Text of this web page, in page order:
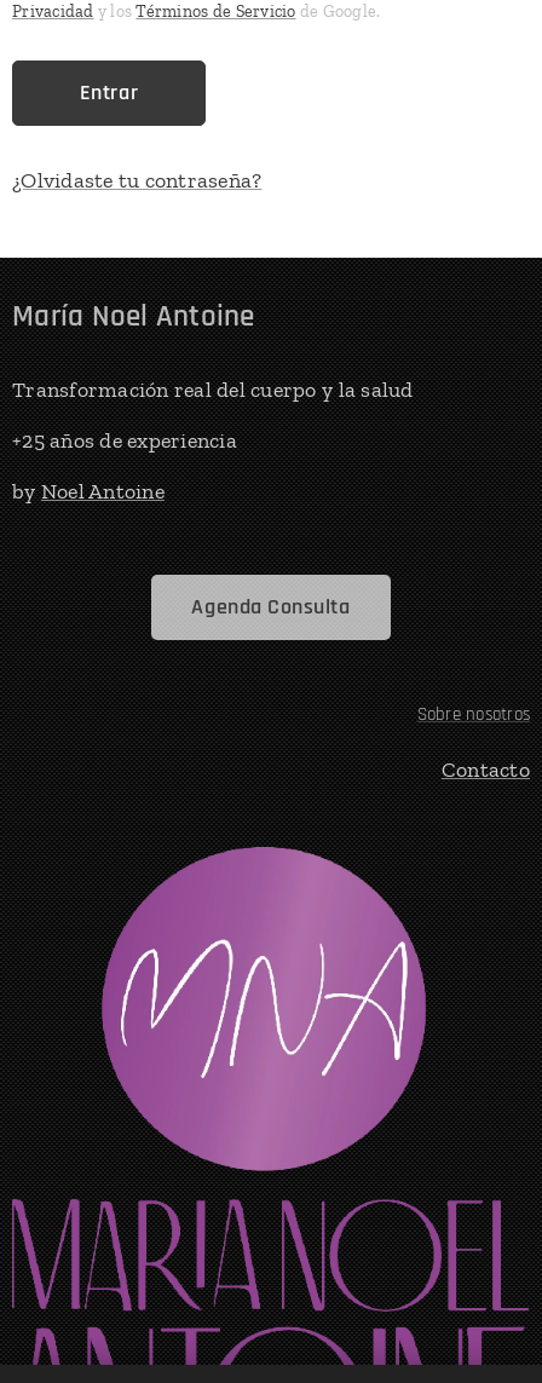
Privacidad y losTérminos de Servicio de Google.
Entrar
¿Olvidaste tu contraseña?
María Noel Antoine
Transformación real del cuerpo y la salud
+25 años de experiencia
byNoel Antoine
Agenda Consulta
Sobre nosotros
Contacto